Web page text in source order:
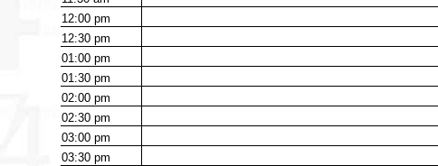
12:00pm
12:30pm
01:00pm
01:30pm
02:00pm
02:30pm
03:00pm
03:30pm